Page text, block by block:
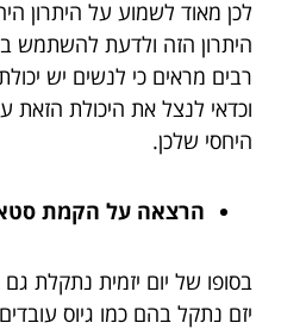
לכן מאוד לשמוע על היתרון
היתרון הזה ולדעת להשתמש
רבים מראים כי לנשים יש
וכדאי לנצל את היכולת הזאת
היחסי שלכן.
הרצאה על הקמת
בסופו של יום יזמית נתקלת
יזם נתקל בהם כמו גיוס